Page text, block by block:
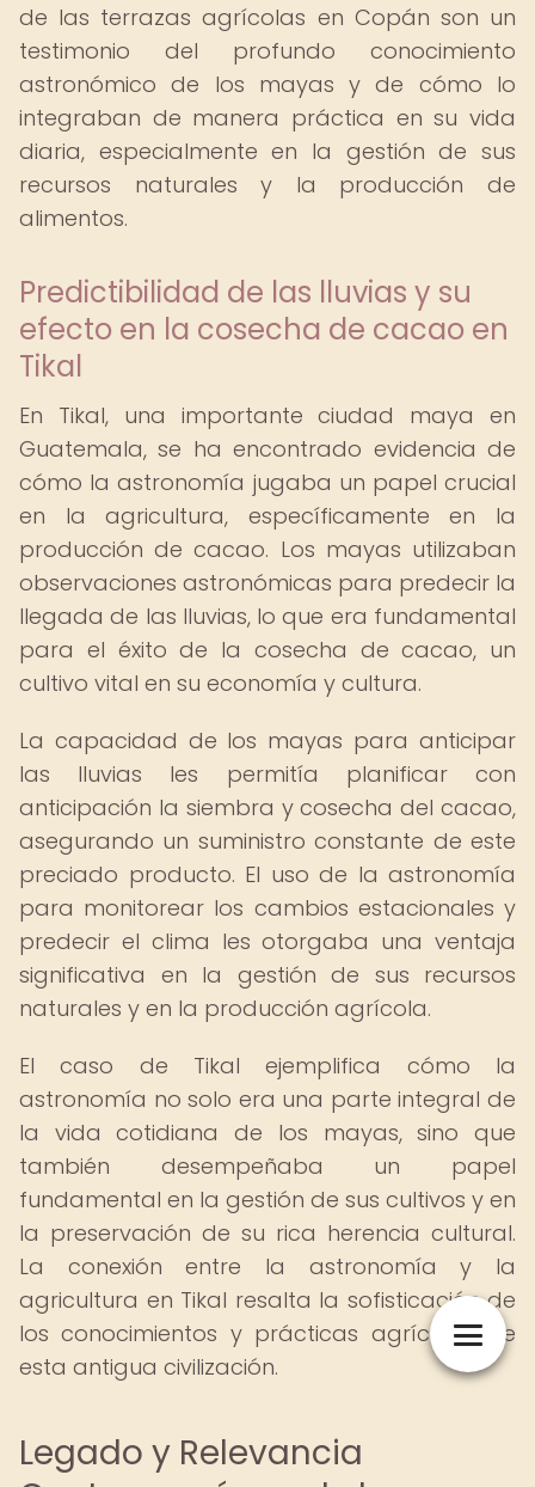
de las terrazas agrícolas en Copán son un
testimonio del profundo conocimiento
astronómico de los mayas y de cómo lo
integraban de manera práctica en su vida
diaria, especialmente en la gestión de sus
recursos naturales y la producción de
alimentos.
Predictibilidad de las lluvias y su
efecto en la cosecha de cacao en
Tikal
En Tikal, una importante ciudad maya en
Guatemala, se ha encontrado evidencia de
cómo la astronomía jugaba un papel crucial
en la agricultura, específicamente en la
producción de cacao. Los mayas utilizaban
observaciones astronómicas para predecir la
llegada de las lluvias, lo que era fundamental
para el éxito de la cosecha de cacao, un
cultivo vital en su economía y cultura.
La capacidad de los mayas para anticipar
las lluvias les permitía planificar con
anticipación la siembra y cosecha del cacao,
asegurando un suministro constante de este
preciado producto. El uso de la astronomía
para monitorear los cambios estacionales y
predecir el clima les otorgaba una ventaja
significativa en la gestión de sus recursos
naturales y en la producción agrícola.
El caso de Tikal ejemplifica cómo la
astronomía no solo era una parte integral de
la vida cotidiana de los mayas, sino que
también desempeñaba un papel
fundamental en la gestión de sus cultivos y en
la preservación de su rica herencia cultural.
La conexión entre la astronomía y la
agricultura en Tikal resalta la sofisticación de
los conocimientos y prácticas agrícolas de
esta antigua civilización.
Legado y Relevancia